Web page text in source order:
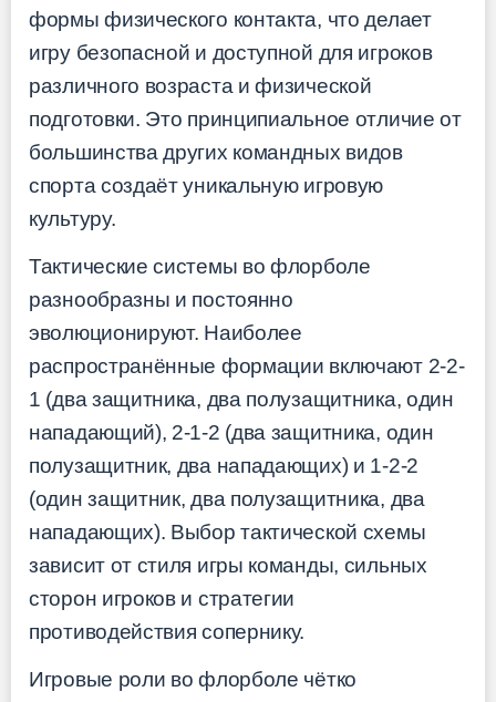
формы физического контакта, что делает
игру безопасной и доступной для игроков
различного возраста и физической
подготовки. Это принципиальное отличие от
большинства других командных видов
спорта создаёт уникальную игровую
культуру.
Тактические системы во флорболе
разнообразны и постоянно
эволюционируют. Наиболее
распространённые формации включают 2-2-
1 (два защитника, два полузащитника, один
нападающий), 2-1-2 (два защитника, один
полузащитник, два нападающих) и 1-2-2
(один защитник, два полузащитника, два
нападающих). Выбор тактической схемы
зависит от стиля игры команды, сильных
сторон игроков и стратегии
противодействия сопернику.
Игровые роли во флорболе чётко